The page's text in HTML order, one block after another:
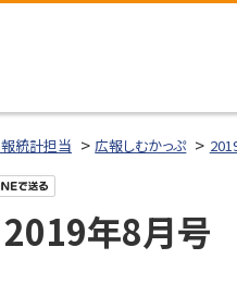
統計担当 広報しむかっぷ
2019年8月号